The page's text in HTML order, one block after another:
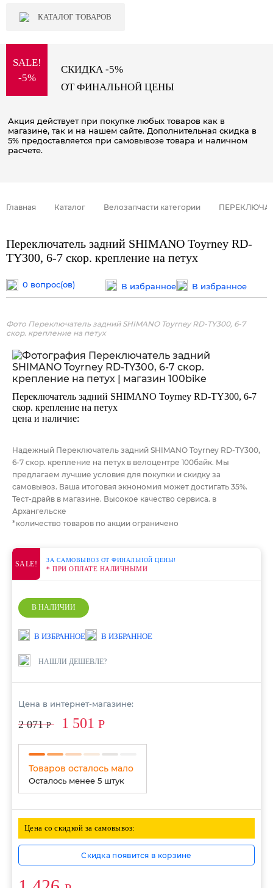
КАТАЛОГ ТОВАРОВ
SALE!
-5%
СКИДКА -5%
ОТ ФИНАЛЬНОЙ ЦЕНЫ
Акция действует при покупке любых товаров как в
магазине, так и на нашем сайте. Дополнительная скидка в
5% предоставляется при самовывозе товара и наличном
расчете.
Главная Каталог Велозапчасти категории
Переключатель задний SHIMANO Toyrney RD-
TY300, 6-7 скор. крепление на петух
0 вопрос(ов) В избранное В избранное
Фото Переключатель задний SHIMANO Toyrney RD-TY300, 6-7
скор. крепление на петух
Переключатель задний SHIMANO Toyrney RD-TY300, 6-7
скор. крепление на петух
цена и наличие:
Надежный Переключатель задний SHIMANO Toyrney RD-TY300,
6-7 скор. крепление на петух в велоцентре 100байк. Мы
предлагаем лучшие условия для покупки и скидку за
самовывоз. Ваша итоговая экнономия может достигать 35%.
Тест-драйв в магазине. Высокое качество сервиса. в
Архангельске
*количество товаров по акции ограничено
SALE! ЗА САМОВЫВОЗ ОТ ФИНАЛЬНОЙ ЦЕНЫ!
* ПРИ ОПЛАТЕ НАЛИЧНЫМИ
В НАЛИЧИИ
В ИЗБРАННОЕ В ИЗБРАННОЕ
НАШЛИ ДЕШЕВЛЕ?
Цена в интернет-магазине:
2 071Р 1 501 Р
Товаров осталось мало
Осталось менее 5 штук
Цена со скидкой за самовывоз:
Скидка появится в корзине